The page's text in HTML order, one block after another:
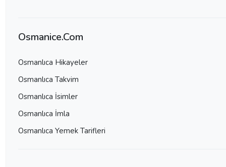
Osmanice.Com
Osmanlıca Hikayeler
Osmanlıca Takvim
Osmanlıca İsimler
Osmanlıca İmla
Osmanlıca Yemek Tarifleri